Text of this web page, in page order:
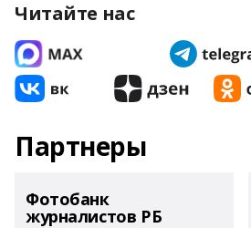
Читайте нас
Партнеры
Фотобанк
журналистов РБ